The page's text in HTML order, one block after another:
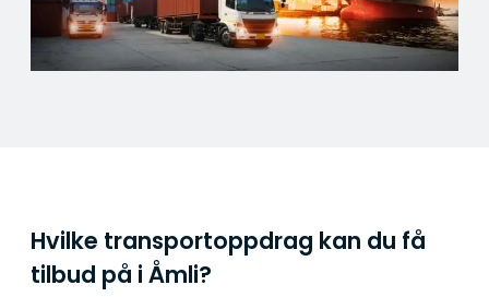
Hvilke transportoppdrag kan du få
tilbud på i Åmli?